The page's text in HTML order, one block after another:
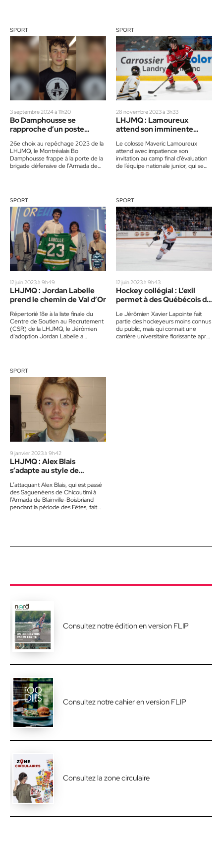
SPORT
3 septembre 2024 à 11h20
Bo Damphousse se
rapproche d’un poste
26e choix au repêchage 2023 de la
LHJMQ, le Montréalais Bo
Damphousse frappe à la porte de la
brigade défensive de l’Armada de
SPORT
28 novembre 2023 à 3h33
LHJMQ : Lamoureux
attend son imminente
junior du Canada
Le colosse Maveric Lamoureux
attend avec impatience son
invitation au camp final d’évaluation
de l’équipe nationale junior, qui se
SPORT
12 juin 2023 à 9h49
LHJMQ : Jordan Labelle
prend le chemin de Val d’Or
Répertorié 18e à la liste finale du
Centre de Soutien au Recrutement
(CSR) de la LHJMQ, le Jérômien
d’adoption Jordan Labelle a
SPORT
12 juin 2023 à 9h43
Hockey collégial : L’exil
permet à des Québécois de
Le Jérômien Xavier Lapointe fait
partie des hockeyeurs moins connus
du public, mais qui connait une
carrière universitaire florissante après
SPORT
9 janvier 2023 à 9h42
LHJMQ : Alex Blais
s’adapte au style de
L’attaquant Alex Blais, qui est passé
des Saguenéens de Chicoutimi à
l’Armada de Blainville-Boisbriand
pendant la période des Fêtes, fait
Consultez notre édition en version FLIP
Consultez notre cahier en version FLIP
Consultez la zone circulaire